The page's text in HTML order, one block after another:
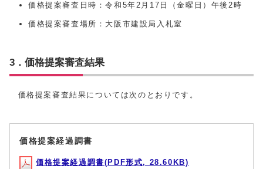
価格提案審査日時：令和5年2月17日（金曜日）午後2時
価格提案審査場所：大阪市建設局入札室
3．価格提案審査結果
価格提案審査結果については次のとおりです。
価格提案経過調書
価格提案経過調書(PDF形式, 28.60KB)